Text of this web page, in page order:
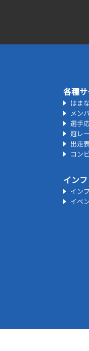
各種
はま
メン
選手
冠レ
出走
コン
イン
イン
イベ